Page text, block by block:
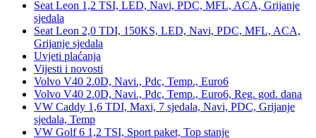
Seat Leon 1,2 TSI, LED, Navi, PDC, MFL, ACA, Grijanje
sjedala
Seat Leon 2,0 TDI, 150KS, LED, Navi, PDC, MFL, ACA,
Grijanje sjedala
Uvjeti plaćanja
Vijesti i novosti
Volvo V40 2.0D, Navi., Pdc, Temp., Euro6
Volvo V40 2.0D, Navi., Pdc, Temp., Euro6, Reg. god. dana
VW Caddy 1,6 TDI, Maxi, 7 sjedala, Navi, PDC, Grijanje
sjedala, Temp
VW Golf 6 1,2 TSI, Sport paket, Top stanje